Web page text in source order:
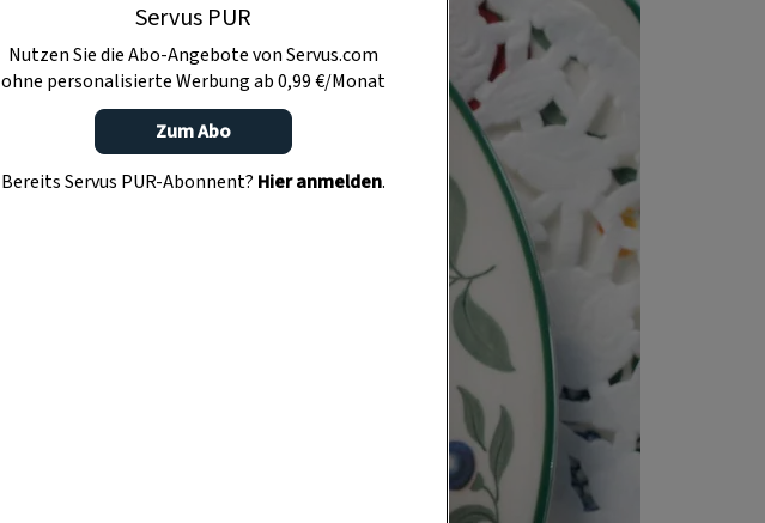
Servus PUR
Nutzen Sie die Abo-Angebote von Servus.com
ohne personalisierte Werbung ab 0,99 €/Monat
Zum Abo
Bereits Servus PUR-Abonnent? Hier anmelden.